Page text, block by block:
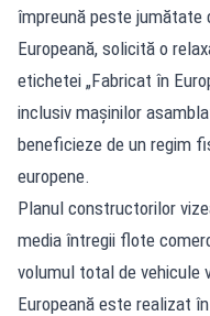
împreună peste jumătate
Europeană, solicită o
etichetei „Fabricat în
inclusiv mașinilor
beneficieze de un regim
europene.
Planul constructorilor
media întregii flote
volumul total de vehicule
Europeană este realizat